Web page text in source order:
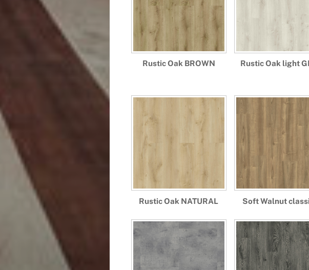
Rustic Oak BROWN Rustic Oak light
Rustic Oak NATURAL Soft Walnut